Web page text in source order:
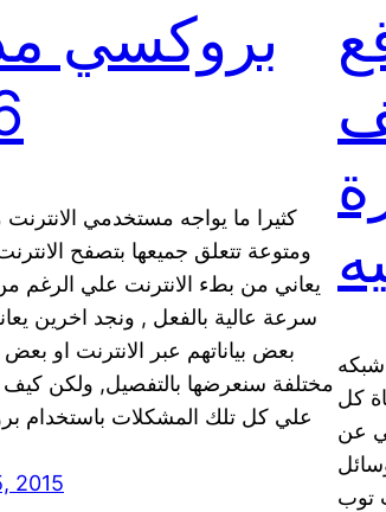
بروكسي
كثيرا ما يواجه مستخدمي
ومتوعة تتعلق جميعها بتصفح
يعاني من بطء الانترنت علي الرغم
سرعة عالية بالفعل , ونجد اخرين
بعض بياناتهم عبر الانترنت او
مختلفة سنعرضها بالتفصيل, ولكن كيف
علي كل تلك المشكلات باستخدام
2015
شبكه
كل
عن
توب